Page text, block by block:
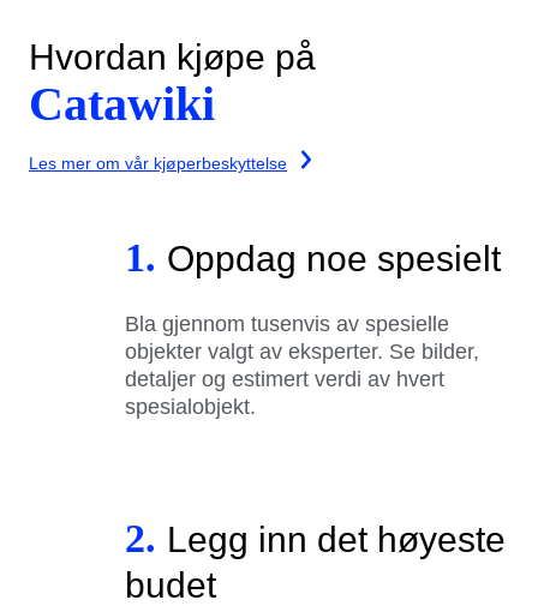
Hvordan kjøpe på
Catawiki
Les mer om vår kjøperbeskyttelse
1. Oppdag noe spesielt
Bla gjennom tusenvis av spesielle
objekter valgt av eksperter. Se bilder,
detaljer og estimert verdi av hvert
spesialobjekt.
2. Legg inn det høyeste
budet